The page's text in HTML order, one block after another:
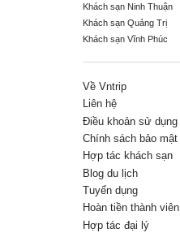
Khách sạn Ninh Thuận
Khách sạn Quảng Trị
Khách sạn Vĩnh Phúc
Về Vntrip
Liên hệ
Điều khoản sử dụng
Chính sách bảo mật
Hợp tác khách sạn
Blog du lịch
Tuyển dụng
Hoàn tiền thành viên
Hợp tác đại lý